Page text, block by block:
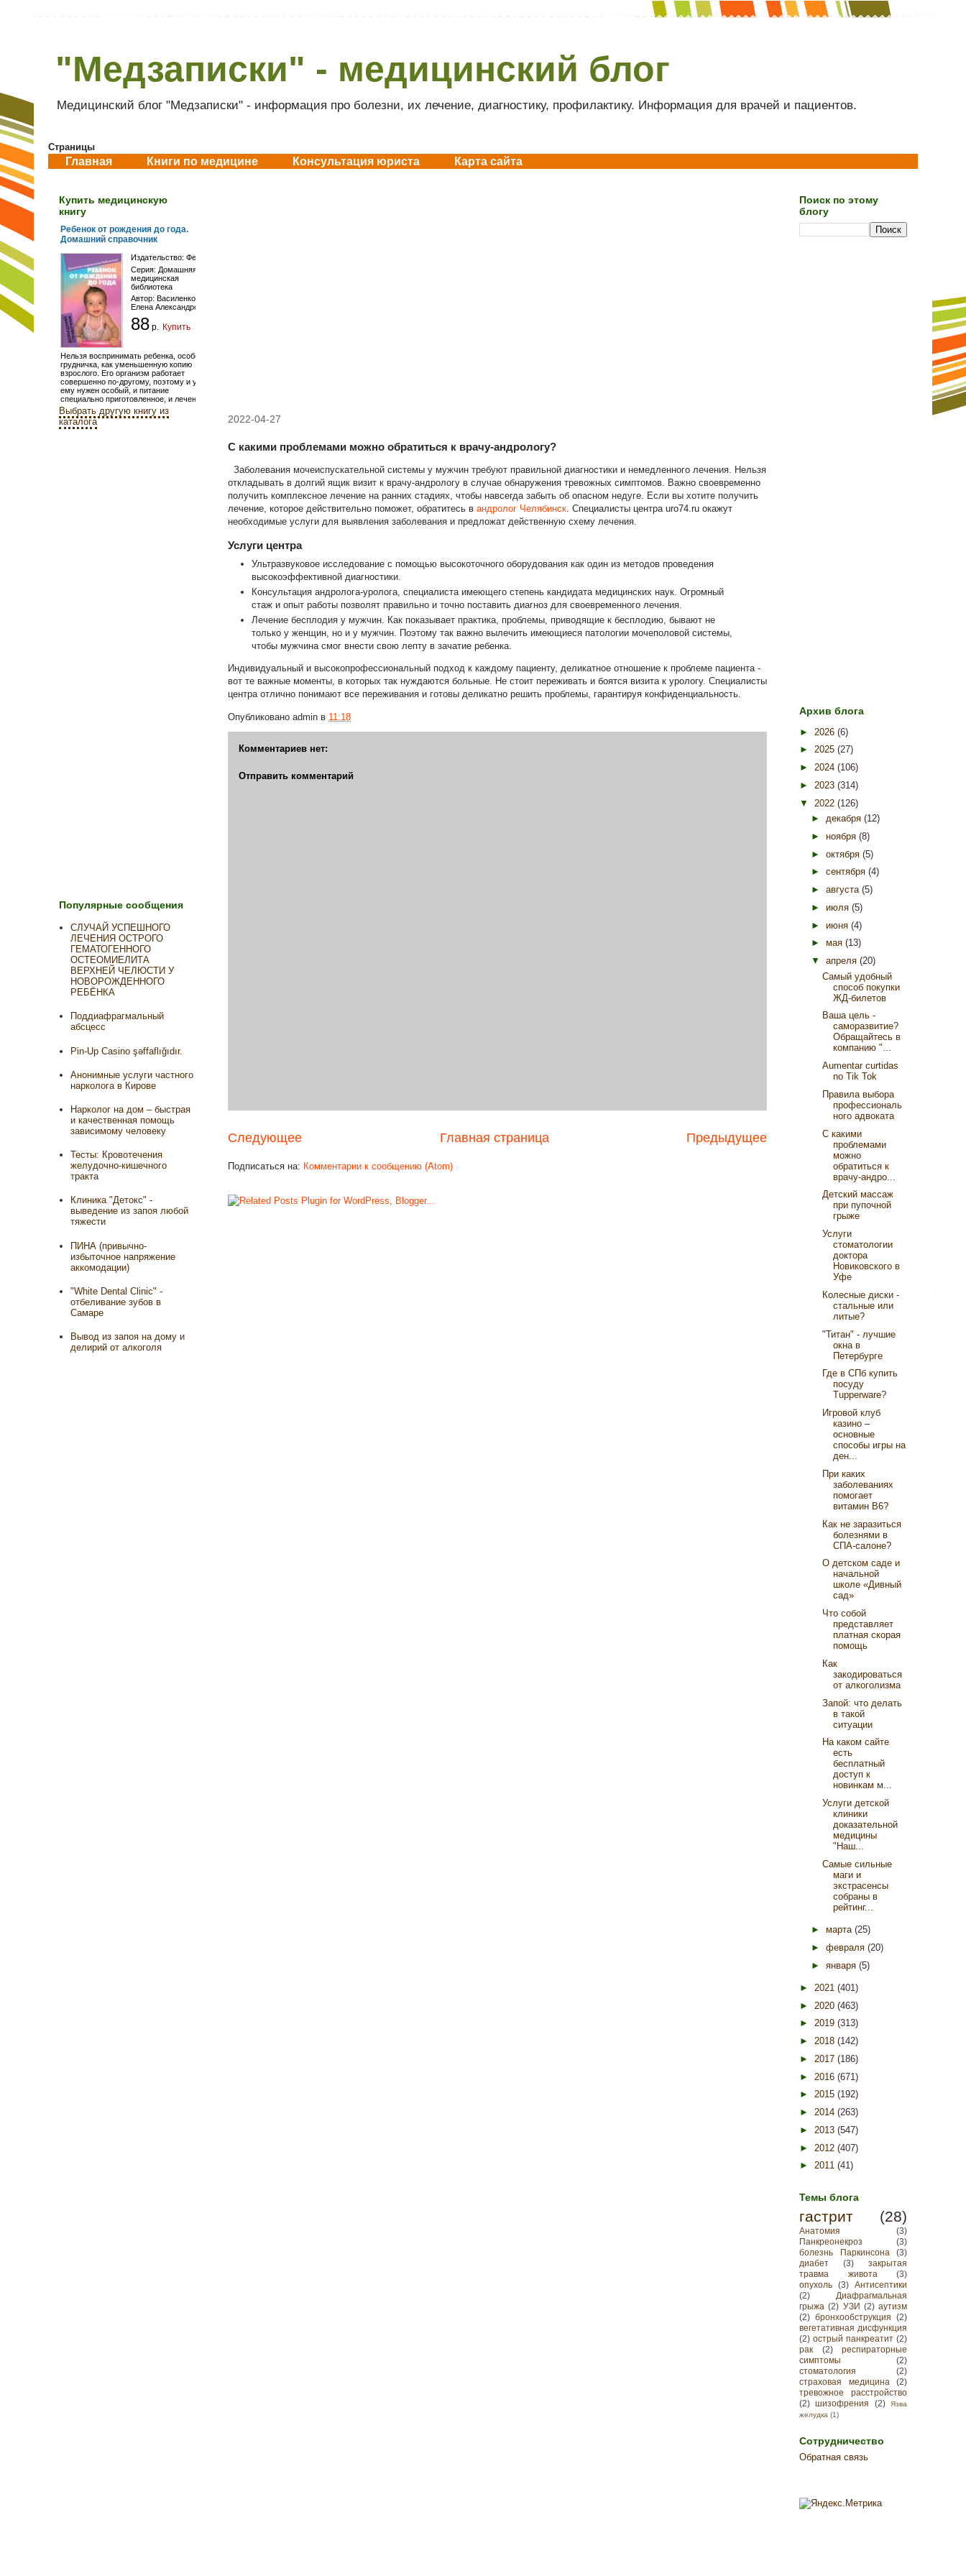
"Медзаписки" - медицинский блог
Медицинский блог "Медзаписки" - информация про болезни, их лечение, диагностику, профилактику. Информация для врачей и пациентов.
Страницы
Главная Книги по медицине Консультация юриста Карта сайта
2022-04-27
С какими проблемами можно обратиться к врачу-андрологу?
Заболевания мочеиспускательной системы у мужчин требуют правильной диагностики и немедленного лечения. Нельзя
откладывать в долгий ящик визит к врачу-андрологу в случае обнаружения тревожных симптомов. Важно своевременно
получить комплексное лечение на ранних стадиях, чтобы навсегда забыть об опасном недуге. Если вы хотите получить
лечение, которое действительно поможет, обратитесь в андролог Челябинск. Специалисты центра uro74.ru окажут
необходимые услуги для выявления заболевания и предложат действенную схему лечения.
Услуги центра
Ультразвуковое исследование с помощью высокоточного оборудования как один из методов проведения
высокоэффективной диагностики.
Консультация андролога-уролога, специалиста имеющего степень кандидата медицинских наук. Огромный
стаж и опыт работы позволят правильно и точно поставить диагноз для своевременного лечения.
Лечение бесплодия у мужчин. Как показывает практика, проблемы, приводящие к бесплодию, бывают не
только у женщин, но и у мужчин. Поэтому так важно вылечить имеющиеся патологии мочеполовой системы,
чтобы мужчина смог внести свою лепту в зачатие ребенка.
Индивидуальный и высокопрофессиональный подход к каждому пациенту, деликатное отношение к проблеме пациента -
вот те важные моменты, в которых так нуждаются больные. Не стоит переживать и боятся визита к урологу. Специалисты
центра отлично понимают все переживания и готовы деликатно решить проблемы, гарантируя конфиденциальность.
Опубликовано admin в 11:18
Комментариев нет:
Отправить комментарий
Следующее Предыдущее
Главная страница
Подписаться на: Комментарии к сообщению (Atom)
Купить медицинскую
книгу
Ребенок от рождения до года.
Домашний справочник
Издательство: Феникс
Серия: Домашняя
медицинская
библиотека
Автор: Василенко
Елена Александровна
88 р. Купить
Нельзя воспринимать ребенка, особенно
грудничка, как уменьшенную копию
взрослого. Его организм работает
совершенно по-другому, поэтому и уход
ему нужен особый, и питание
специально приготовленное, и лечение...
Выбрать другую книгу из
каталога
Популярные сообщения
СЛУЧАЙ УСПЕШНОГО
ЛЕЧЕНИЯ ОСТРОГО
ГЕМАТОГЕННОГО
ОСТЕОМИЕЛИТА
ВЕРХНЕЙ ЧЕЛЮСТИ У
НОВОРОЖДЕННОГО
РЕБЁНКА
Поддиафрагмальный
абсцесс
Pin-Up Casino şəffaflığıdır.
Анонимные услуги частного
нарколога в Кирове
Нарколог на дом – быстрая
и качественная помощь
зависимому человеку
Тесты: Кровотечения
желудочно-кишечного
тракта
Клиника "Детокс" -
выведение из запоя любой
тяжести
ПИНА (привычно-
избыточное напряжение
аккомодации)
"White Dental Clinic" -
отбеливание зубов в
Самаре
Вывод из запоя на дому и
делирий от алкоголя
Поиск по этому
блогу
Архив блога
► 2026 (6)
► 2025 (27)
► 2024 (106)
► 2023 (314)
▼ 2022 (126)
► декабря (12)
► ноября (8)
► октября (5)
► сентября (4)
► августа (5)
► июля (5)
► июня (4)
► мая (13)
▼ апреля (20)
Самый удобный
способ покупки
ЖД-билетов
Ваша цель -
саморазвитие?
Обращайтесь в
компанию "...
Aumentar curtidas
no Tik Tok
Правила выбора
профессиональ
ного адвоката
С какими
проблемами
можно
обратиться к
врачу-андро...
Детский массаж
при пупочной
грыже
Услуги
стоматологии
доктора
Новиковского в
Уфе
Колесные диски -
стальные или
литые?
"Титан" - лучшие
окна в
Петербурге
Где в СПб купить
посуду
Tupperware?
Игровой клуб
казино –
основные
способы игры на
ден...
При каких
заболеваниях
помогает
витамин В6?
Как не заразиться
болезнями в
СПА-салоне?
О детском саде и
начальной
школе «Дивный
сад»
Что собой
представляет
платная скорая
помощь
Как
закодироваться
от алкоголизма
Запой: что делать
в такой
ситуации
На каком сайте
есть
бесплатный
доступ к
новинкам м...
Услуги детской
клиники
доказательной
медицины
"Наш...
Самые сильные
маги и
экстрасенсы
собраны в
рейтинг...
► марта (25)
► февраля (20)
► января (5)
► 2021 (401)
► 2020 (463)
► 2019 (313)
► 2018 (142)
► 2017 (186)
► 2016 (671)
► 2015 (192)
► 2014 (263)
► 2013 (547)
► 2012 (407)
► 2011 (41)
Темы блога
гастрит (28)
Анатомия
(3)
Панкреонекроз
(3)
болезнь Паркинсона
(3)
диабет
(3)
закрытая
травма живота
(3)
опухоль
(3)
Антисептики
(2)
Диафрагмальная
грыжа (2) УЗИ (2) аутизм
(2) бронхообструкция
(2)
вегетативная дисфункция
(2) острый панкреатит (2)
рак
(2)
респираторные
симптомы
(2)
стоматология
(2)
страховая медицина
(2)
тревожное расстройство
(2) шизофрения (2)
Язва
желудка (1)
Сотрудничество
Обратная связь